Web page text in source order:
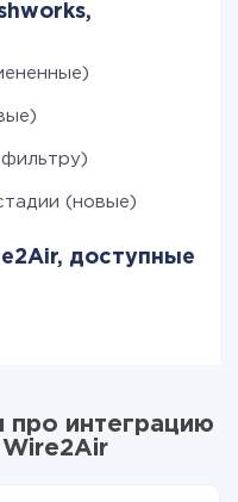
(новые)
доступные
интеграцию
Wire2Air